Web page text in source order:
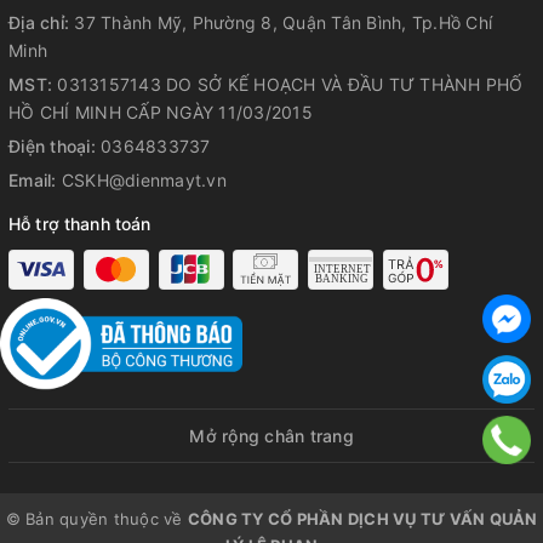
nghệ chống đọng sương giúp cửa tủ luôn trong suốt, hỗ trợ
hiệu quả cho quá trình quan sát và lấy thực phẩm.
Gas R600A an toàn
Gas R600A được đánh giá là loại nhiên liệu sạch, chuyên sử
dụng cho dòng tủ mát, đông cao cấp. Tủ áp dụng công
nghệ gas R600A thường có hiệu quả làm lạnh cao, tính năng
Khóa bảo vệ an toàn
Tủ mát Sumikura có khóa tủ ở phía trên cùng an toàn, tránh
trẻ nhỏ nghịch ngơm, ảnh hưởng tới thực phẩm được bảo
quản bên trong tủ.
Địa chỉ: 37 Thành Mỹ, Phường 8, Quận Tân Bình, Tp.Hồ Chí
Minh
MST: 0313157143 DO SỞ KẾ HOẠCH VÀ ĐẦU TƯ THÀNH PHỐ
HỒ CHÍ MINH CẤP NGÀY 11/03/2015
Điện thoại: 0364833737
Email: CSKH@dienmayt.vn
Hỗ trợ thanh toán
Mở rộng chân trang
© Bản quyền thuộc về CÔNG TY CỔ PHẦN DỊCH VỤ TƯ VẤN QUẢN